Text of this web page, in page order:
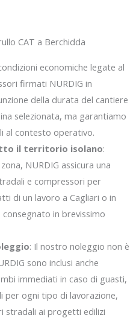
CAT a Berchidda
economiche legate al
firmati NURDIG in
della durata del cantiere
selezionata, ma garantiamo
al contesto operativo.
il territorio isolano:
NURDIG assicura una
e compressori per
di un lavoro a Cagliari o in
in brevissimo
: Il nostro noleggio non è
sono inclusi anche
immediati in caso di guasti,
per ogni tipo di lavorazione,
stradali ai progetti edilizi